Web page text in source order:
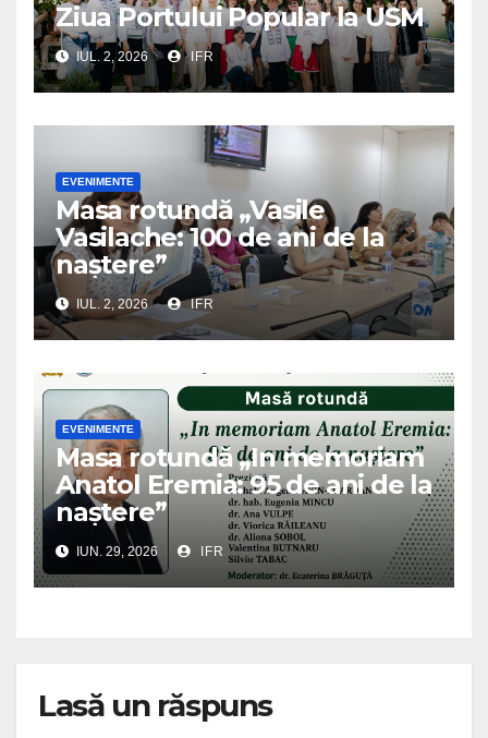
Ziua Portului Popular la USM
IUL. 2, 2026 IFR
EVENIMENTE
Masa rotundă „Vasile
Vasilache: 100 de ani de la
naștere”
IUL. 2, 2026 IFR
EVENIMENTE
Masa rotundă „In memoriam
Anatol Eremia: 95 de ani de la
naștere”
IUN. 29, 2026 IFR
Lasă un răspuns